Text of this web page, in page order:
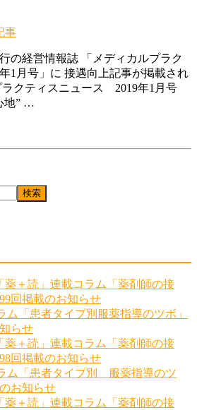
事
の経営情報誌 「メディカルプラク
1月号」に 接遇向上記事が掲載され
ラクティスニュース 2019年1月号
地” …
薬＋読」連載コラム「薬剤師の接
回掲載のお知らせ
ム「患者タイプ別服薬指導のツボ」
らせ
薬＋読」連載コラム「薬剤師の接
回掲載のお知らせ
ム「患者タイプ別 服薬指導のツ
お知らせ
薬＋読」連載コラム「薬剤師の接